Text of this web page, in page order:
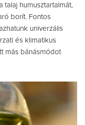
humusztartalmát,
borít. Fontos
univerzális
és klimatikus
más bánásmódot